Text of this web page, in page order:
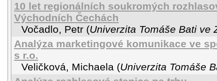
10 let regionálních soukromých
Východních Čechách
Vočadlo, Petr (Univerzita Tomáše Bati ve
Analýza marketingové komunikace ve
s r.o.
Veličková, Michaela (Univerzita Tomáše